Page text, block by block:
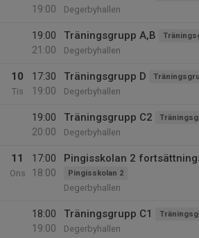
19:00
Degerbyhallen
19:00
21:00
Träningsgrupp A,B
Degerbyhallen
10
Tis
17:30
19:00
Träningsgrupp D
Degerbyhallen
19:00
20:00
Träningsgrupp C2
Degerbyhallen
11
Ons
17:00
18:00
Pingisskolan 2
Pingisskolan 2
Degerbyhallen
18:00
19:00
Träningsgrupp C1
Degerbyhallen